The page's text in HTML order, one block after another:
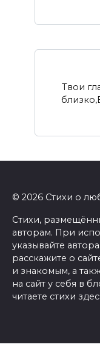
Твои
© 2026 Стихи о
Стихи,
авторам. При
указывайте
расскажите о
и знакомым, а
на сайт у себя в
читаете стихи